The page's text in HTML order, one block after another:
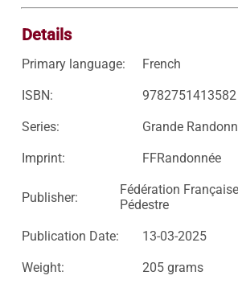
Details
Primary language: French
ISBN: 9782751413582
Series: Grande
Imprint: FFRandonnée
Publisher:
Fédération
Pédestre
Publication Date: 13-03-2025
Weight: 205 grams